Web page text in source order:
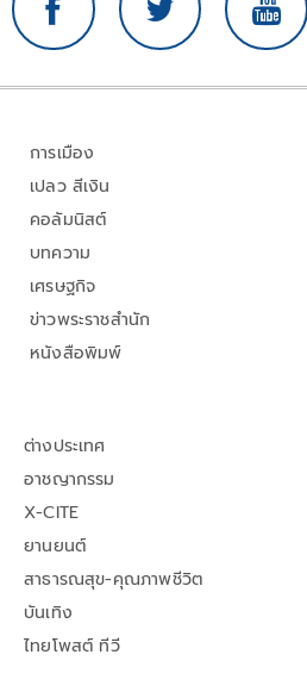
การเมือง
เปลว สีเงิน
คอลัมนิสต์
บทความ
เศรษฐกิจ
ข่าวพระราชสำนัก
หนังสือพิมพ์
ต่างประเทศ
อาชญากรรม
X-CITE
ยานยนต์
สาธารณสุข-คุณภาพชีวิต
บันเทิง
ไทยโพสต์ ทีวี